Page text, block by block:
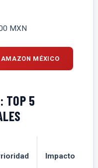
MXN
AMAZON MÉXICO
TOP 5
Impacto